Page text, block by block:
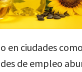
en ciudades
de empleo